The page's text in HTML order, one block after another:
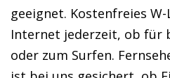
geeignet. Kostenfreies
Internet jederzeit, ob für
oder zum Surfen.